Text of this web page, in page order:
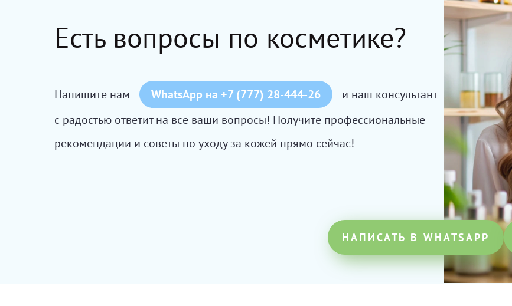
Есть вопросы по косметике?
Напишите нам WhatsApp на +7 (777) 28-444-26
и наш консультант
с радостью ответит на все ваши вопросы! Получите профессиональные
рекомендации и советы по уходу за кожей прямо сейчас!
НАПИСАТЬ В WHATSAPP